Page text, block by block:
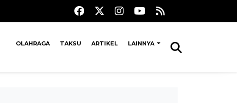
OLAHRAGA TAKSU ARTIKEL LAINNYA